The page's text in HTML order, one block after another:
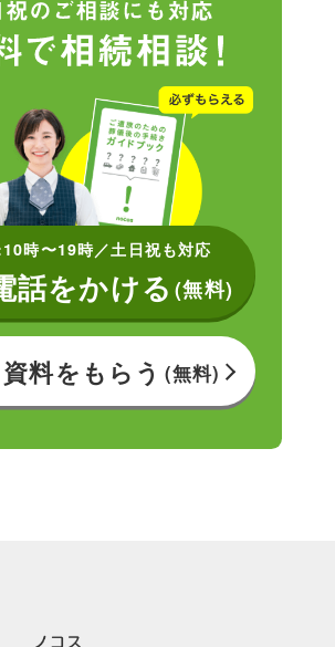
時〜19時／土日祝も対応
話をかける (無料)
資料をもらう (無料)